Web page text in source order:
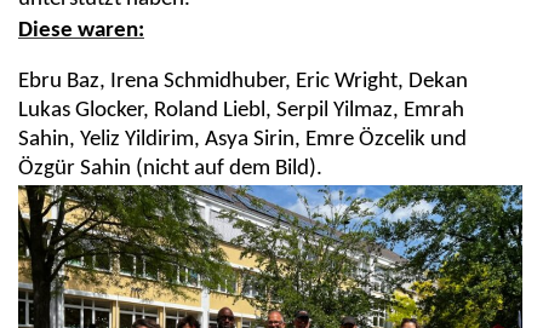
Diese waren:
Ebru Baz, Irena Schmidhuber, Eric Wright, Dekan
Lukas Glocker, Roland Liebl, Serpil Yilmaz, Emrah
Sahin, Yeliz Yildirim, Asya Sirin, Emre Özcelik und
Özgür Sahin (nicht auf dem Bild).